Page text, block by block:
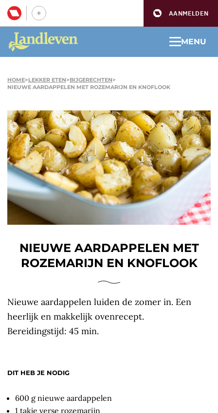
AANMELDEN
MENU
HOME>LEKKER ETEN>BIJGERECHTEN>
NIEUWE AARDAPPELEN MET ROZEMARIJN EN KNOFLOOK
NIEUWE AARDAPPELEN MET
ROZEMARIJN EN KNOFLOOK
Nieuwe aardappelen luiden de zomer in. Een
heerlijk en makkelijk ovenrecept.
Bereidingstijd: 45 min.
DIT HEB JE NODIG
600 g nieuwe aardappelen
1 takje verse rozemarijn